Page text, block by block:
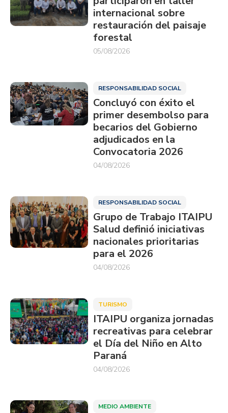
internacional sobre
restauración del paisaje
forestal
05/08/2026
RESPONSABILIDAD SOCIAL
Concluyó con éxito el
primer desembolso para
becarios del Gobierno
adjudicados en la
Convocatoria 2026
04/08/2026
RESPONSABILIDAD SOCIAL
Grupo de Trabajo ITAIPU
Salud definió iniciativas
nacionales prioritarias
para el 2026
04/08/2026
TURISMO
ITAIPU organiza jornadas
recreativas para celebrar
el Día del Niño en Alto
Paraná
04/08/2026
MEDIO AMBIENTE